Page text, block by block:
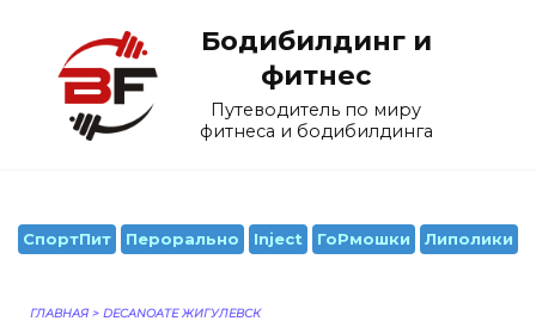
содержанию
Бодибилдинг и
фитнес
Путеводитель по миру
фитнеса и бодибилдинга
СпортПит Перорально Inject ГоРмошки Липолики
ГЛАВНАЯ > DECANOATE ЖИГУЛЕВСК